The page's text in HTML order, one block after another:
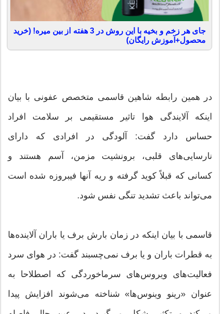
جای هر زخم و بخیه با این روش در 3 هفته از بین میره! (خرید
محصول+آموزش رایگان)
در همین رابطه شاهین قاسمی متخصص عفونی با بیان
اینکه آلایندگی هوا تاثیر مستقیمی بر سلامت افراد
حساس دارد گفت: آلودگی در افرادی که دارای
نارسایی‌های قلبی، برونشیت مزمن، آسم هستند و
کسانی که قبلاً کوید گرفته و ریه آنها فیبروزه شده‌ است
می‌تواند باعث تشدید تنگی نفس شود.
قاسمی با بیان اینکه در زمان بارش برف یا باران آلاینده‌ها
به قطرات باران و یا برف نمی‌چسبند گفت: در هوای سرد
فعالیت‌های ویروس‌های سرماخوردگی که اصطلاحا به
عنوان «رینو وینوس‌ها» شناخته می‌شوند افزایش پیدا